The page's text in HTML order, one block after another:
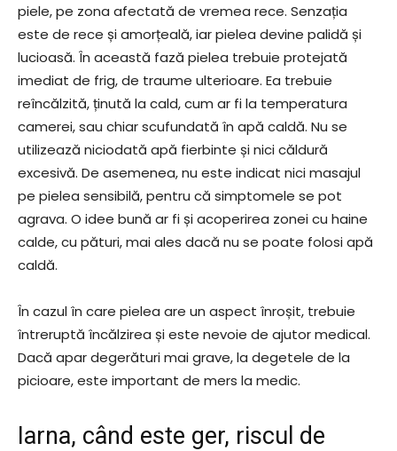
piele, pe zona afectată de vremea rece. Senzația
este de rece și amorțeală, iar pielea devine palidă și
lucioasă. În această fază pielea trebuie protejată
imediat de frig, de traume ulterioare. Ea trebuie
reîncălzită, ținută la cald, cum ar fi la temperatura
camerei, sau chiar scufundată în apă caldă. Nu se
utilizează niciodată apă fierbinte și nici căldură
excesivă. De asemenea, nu este indicat nici masajul
pe pielea sensibilă, pentru că simptomele se pot
agrava. O idee bună ar fi și acoperirea zonei cu haine
calde, cu pături, mai ales dacă nu se poate folosi apă
caldă.
În cazul în care pielea are un aspect înroșit, trebuie
întreruptă încălzirea și este nevoie de ajutor medical.
Dacă apar degerături mai grave, la degetele de la
picioare, este important de mers la medic.
Iarna, când este ger, riscul de